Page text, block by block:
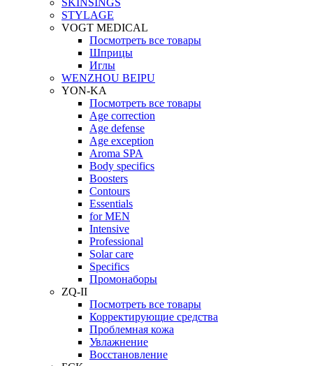
SKINSINGS
STYLAGE
VOGT MEDICAL
Посмотреть все товары
Шприцы
Иглы
WENZHOU BEIPU
YON-KA
Посмотреть все товары
Age correction
Age defense
Age exception
Aroma SPA
Body specifics
Boosters
Contours
Essentials
for MEN
Intensive
Professional
Solar care
Specifics
Промонаборы
ZQ-II
Посмотреть все товары
Корректирующие средства
Проблемная кожа
Увлажнение
Восстановление